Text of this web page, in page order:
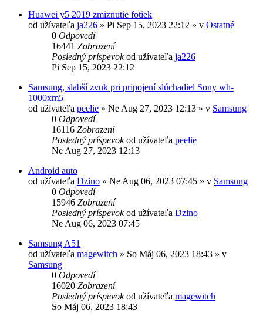
Huawei y5 2019 zmiznutie fotiek
od užívateľa ja226 » Pi Sep 15, 2023 22:12 » v Ostatné
0 Odpovedí
16441 Zobrazení
Posledný príspevokod užívateľa ja226
Pi Sep 15, 2023 22:12
Samsung, slabší zvuk pri pripojení slúchadiel Sony wh-
1000xm5
od užívateľa peelie » Ne Aug 27, 2023 12:13 » v Samsung
0 Odpovedí
16116 Zobrazení
Posledný príspevokod užívateľa peelie
Ne Aug 27, 2023 12:13
Android auto
od užívateľa Dzino » Ne Aug 06, 2023 07:45 » v Samsung
0 Odpovedí
15946 Zobrazení
Posledný príspevokod užívateľa Dzino
Ne Aug 06, 2023 07:45
Samsung A51
od užívateľa magewitch » So Máj 06, 2023 18:43 » v
Samsung
0 Odpovedí
16020 Zobrazení
Posledný príspevokod užívateľa magewitch
So Máj 06, 2023 18:43